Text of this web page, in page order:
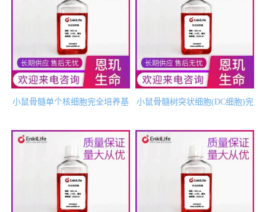
小鼠骨髓单个核细胞完全培养基 小鼠骨髓树突状细胞(DC细胞)完